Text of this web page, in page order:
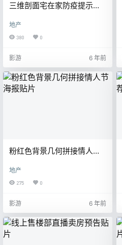
三维剖面宅在家防疫提示海
地产
380 0
影游 6 年前
粉红色背景几何拼接情人节
地产
275 0
影游 6 年前